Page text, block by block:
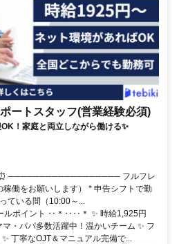
ートスタッフ(営業経験必須)
！家庭と両立しながら働ける✨
⏰ ────────────────── フルフレ
稼働をお願いします） * 申告シフトで勤
ている間（10:00～...
ポイント ‥＊‥‥＊ ✨ 時給1,925円
・パパ多数活躍中！温かいチーム ✨ フ
丁寧なOJT＆マニュアル完備で...